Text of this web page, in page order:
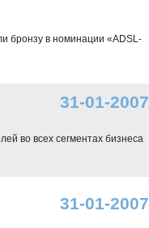
бронзу в номинации «ADSL-
31-01-2007
во всех сегментах бизнеса
31-01-2007